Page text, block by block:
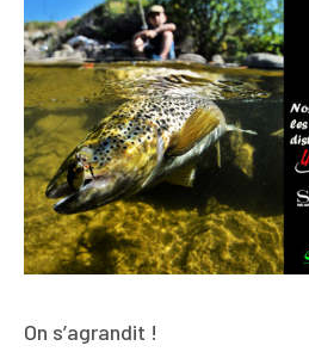
On s’agrandit !